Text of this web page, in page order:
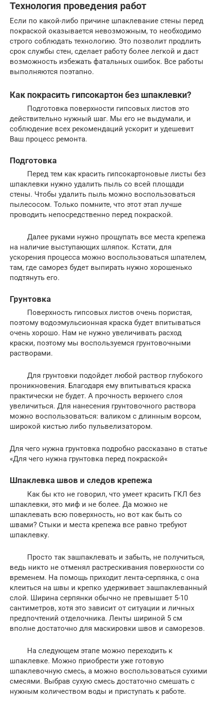
Технология проведения работ
Если по какой-либо причине шпаклевание стены перед
покраской оказывается невозможным, то необходимо
строго соблюдать технологию. Это позволит продлить
срок службы стен, сделает работу более легкой и даст
возможность избежать фатальных ошибок. Все работы
выполняются поэтапно.
Как покрасить гипсокартон без шпаклевки?
Подготовка поверхности гипсовых листов это
действительно нужный шаг. Мы его не выдумали, и
соблюдение всех рекомендаций ускорит и удешевит
Ваш процесс ремонта.
Подготовка
Перед тем как красить гипсокартоновые листы без
шпаклевки нужно удалить пыль со всей площади
стены. Чтобы удалить пыль можно воспользоваться
пылесосом. Только помните, что этот этап лучше
проводить непосредственно перед покраской.
Далее руками нужно прощупать все места крепежа
на наличие выступающих шляпок. Кстати, для
ускорения процесса можно воспользоваться шпателем,
там, где саморез будет выпирать нужно хорошенько
подтянуть его.
Грунтовка
Поверхность гипсовых листов очень пористая,
поэтому водоэмульсионная краска будет впитываться
очень хорошо. Нам не нужно увеличивать расход
краски, поэтому мы воспользуемся грунтовочными
растворами.
Для грунтовки подойдет любой раствор глубокого
проникновения. Благодаря ему впитываться краска
практически не будет. А прочность верхнего слоя
увеличиться. Для нанесения грунтовочного раствора
можно воспользоваться: валиком с длинным ворсом,
широкой кистью либо пульвелизатором.
Для чего нужна грунтовка подробно рассказано в статье
«Для чего нужна грунтовка перед покраской«
Шпаклевка швов и следов крепежа
Как бы кто не говорил, что умеет красить ГКЛ без
шпаклевки, это миф и не более. Да можно не
шпаклевать всю поверхность, но вот как быть со
швами? Стыки и места крепежа все равно требуют
шпаклевку.
Просто так зашпаклевать и забыть, не получиться,
ведь никто не отменял растрескивания поверхности со
временем. На помощь приходит лента-серпянка, с она
клеиться на швы и крепко удерживает зашпаклеванный
слой. Ширина серпянки обычно не превышает 5-10
сантиметров, хотя это зависит от ситуации и личных
предпочтений отделочника. Ленты шириной 5 см
вполне достаточно для маскировки швов и саморезов.
На следующем этапе можно переходить к
шпаклевке. Можно приобрести уже готовую
шпаклевочную смесь, а можно воспользоваться сухими
смесями. Выбрав сухую смесь достаточно смешать с
нужным количеством воды и приступать к работе.